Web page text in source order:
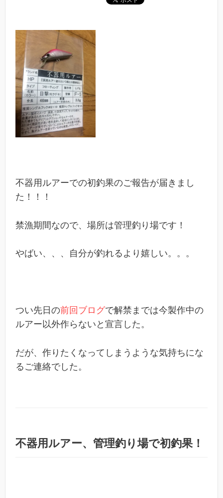
不器用ルアーでの初釣果のご報告が届きまし
た！！！
禁漁期間なので、場所は管理釣り場です！
やばい、、、自分が釣れるより嬉しい。。。
つい先日の前回ブログで解禁までは今製作中の
ルアー以外作らないと宣言した。
だが、作りたくなってしまうような気持ちにな
るご連絡でした。
不器用ルアー、管理釣り場で初釣果！